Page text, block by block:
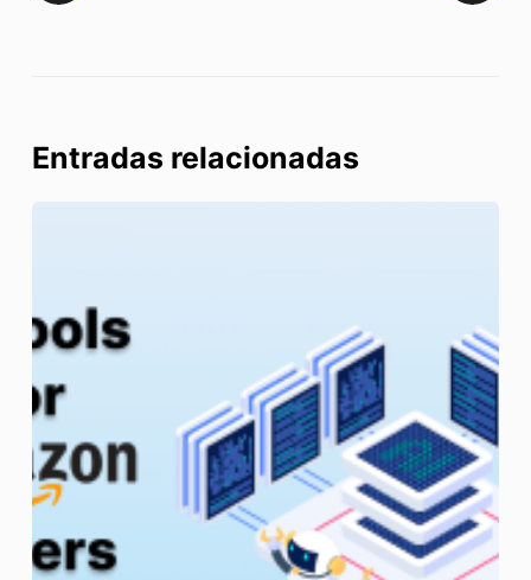
Entradas relacionadas